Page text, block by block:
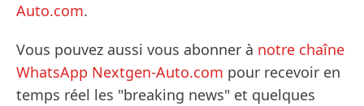
Auto.com.
Vous pouvez aussi vous abonner à notre chaîne
WhatsApp Nextgen-Auto.com pour recevoir en
temps réel les "breaking news" et quelques